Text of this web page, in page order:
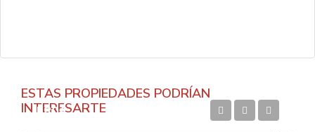
ESTAS PROPIEDADES PODRÍAN
INTERESARTE
580€